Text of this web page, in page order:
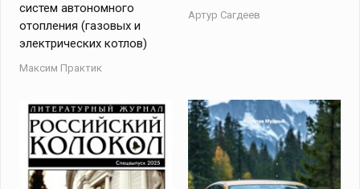
систем автономного
отопления (газовых и
электрических котлов)
Максим Практик
Артур Сагдеев